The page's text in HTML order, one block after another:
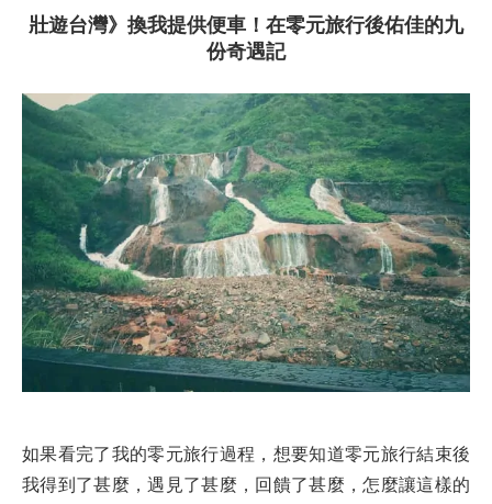
壯遊台灣》換我提供便車！在零元旅行後佑佳的九
份奇遇記
如果看完了我的零元旅行過程，想要知道零元旅行結束後
我得到了甚麼，遇見了甚麼，回饋了甚麼，怎麼讓這樣的